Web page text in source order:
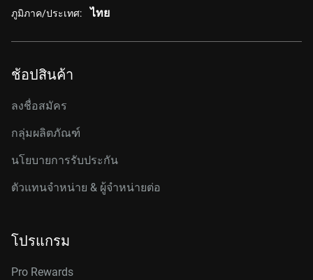
ภูมิภาค/ประเทศ: ไทย
ช้อปสินค้า
ลงชื่อสมัคร
กลุ่มผลิตภัณฑ์
นโยบายการรับประกัน
ตัวแทนจำหน่าย & ผู้จำหน่ายต่อ
โปรแกรม
Pro Rewards